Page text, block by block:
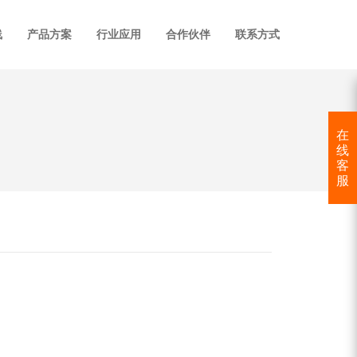
产品方案 行业应用 合作伙伴 联系方式
在
线
客
服